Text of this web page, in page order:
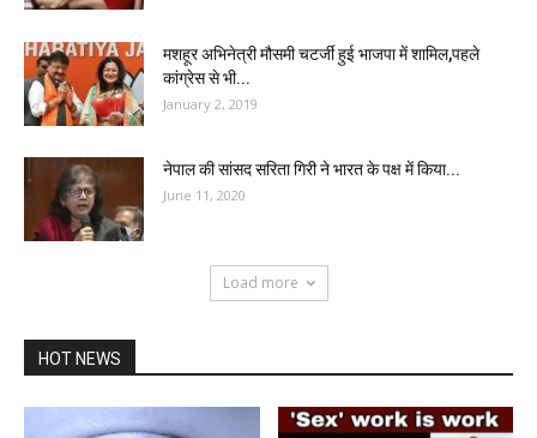
मशहूर अभिनेत्री मौसमी चटर्जी हुई भाजपा में शामिल,पहले
कांग्रेस से भी...
January 2, 2019
नेपाल की सांसद सरिता गिरी ने भारत के पक्ष में किया...
June 11, 2020
Load more
HOT NEWS